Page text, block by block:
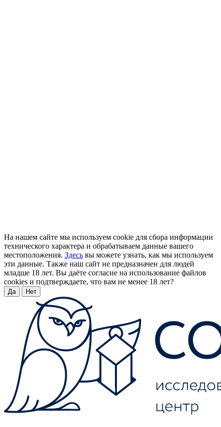
На нашем сайте мы используем cookie для сбора информации
технического характера и обрабатываем данные вашего
местоположения. Здесь вы можете узнать, как мы используем
эти данные. Также наш сайт не предназначен для людей
младше 18 лет. Вы даёте согласие на использование файлов
cookies и подтверждаете, что вам не менее 18 лет?
Да Нет